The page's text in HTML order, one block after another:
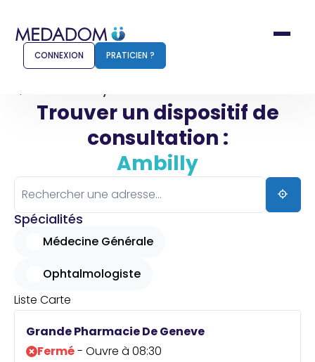
Comment ça marche ?
Pharmacien
Connexion
Praticien ?
CONNEXION PRATICIEN ?
Ambilly
Trouver un dispositif de
consultation :
Ambilly
Spécialités
Médecine Générale
Ophtalmologiste
Liste Carte
Grande Pharmacie De Geneve
Fermé- Ouvre à 08:30